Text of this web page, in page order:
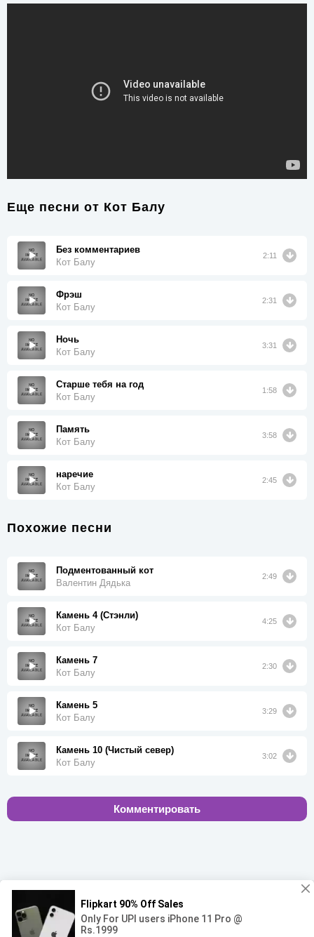
Еще песни от Кот Балу
Без комментариев
Кот Балу
2:11
Фрэш
Кот Балу
2:31
Ночь
Кот Балу
3:31
Старше тебя на год
Кот Балу
1:58
Память
Кот Балу
3:58
наречие
Кот Балу
2:45
Похожие песни
Подментованный кот
Валентин Дядька
2:49
Камень 4 (Стэнли)
Кот Балу
4:25
Камень 7
Кот Балу
2:30
Камень 5
Кот Балу
3:29
Камень 10 (Чистый север)
Кот Балу
3:02
Комментировать
00:00